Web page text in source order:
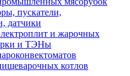
пускатели,
датчики
и жарочных
и ТЭНы
котлов